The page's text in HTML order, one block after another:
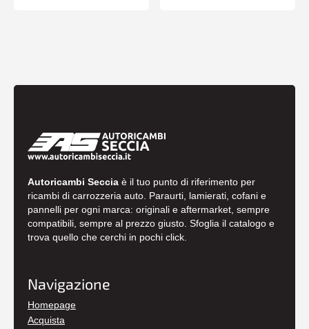
Autoricambi Seccia è il tuo punto di riferimento per
ricambi di carrozzeria auto. Paraurti, lamierati, cofani e
pannelli per ogni marca: originali e aftermarket, sempre
compatibili, sempre al prezzo giusto. Sfoglia il catalogo e
trova quello che cerchi in pochi click.
Navigazione
Homepage
Acquista